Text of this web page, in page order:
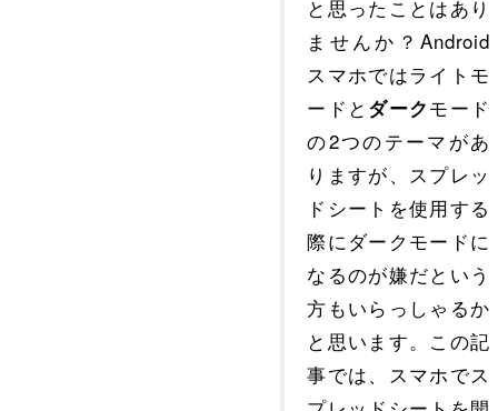
と思ったことはあり
ませんか？Android
スマホではライトモ
ードと ダークモード
の2つのテーマがあ
りますが、スプレッ
ドシートを使用する
際にダークモードに
なるのが嫌だという
方もいらっしゃるか
と思います。この記
事では、スマホでス